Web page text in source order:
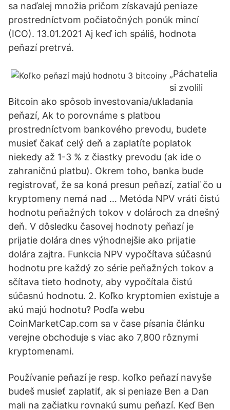
sa naďalej množia pričom získavajú peniaze
prostredníctvom počiatočných ponúk mincí
(ICO). 13.01.2021 Aj keď ich spáliš, hodnota
peňazí pretrvá.
„Páchatelia
si zvolili
Bitcoin ako spôsob investovania/ukladania
peňazí, Ak to porovnáme s platbou
prostredníctvom bankového prevodu, budete
musieť čakať celý deň a zaplatíte poplatok
niekedy až 1-3 % z čiastky prevodu (ak ide o
zahraničnú platbu). Okrem toho, banka bude
registrovať, že sa koná presun peňazí, zatiaľ čo u
kryptomeny nemá nad … Metóda NPV vráti čistú
hodnotu peňažných tokov v dolároch za dnešný
deň. V dôsledku časovej hodnoty peňazí je
prijatie dolára dnes výhodnejšie ako prijatie
dolára zajtra. Funkcia NPV vypočítava súčasnú
hodnotu pre každý zo série peňažných tokov a
sčítava tieto hodnoty, aby vypočítala čistú
súčasnú hodnotu. 2. Koľko kryptomien existuje a
akú majú hodnotu? Podľa webu
CoinMarketCap.com sa v čase písania článku
verejne obchoduje s viac ako 7,800 rôznymi
kryptomenami.
Používanie peňazí je resp. koľko peňazí navyše
budeš musieť zaplatiť, ak si peniaze Ben a Dan
mali na začiatku rovnakú sumu peňazí. Keď Ben